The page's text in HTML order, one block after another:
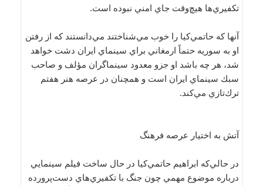
تكفيري‌ها هيچ‌وقت جاي امني نبوده است.
آنها كه حاتمي‌كيا را خوب مي‌شناختند مي‌دانستند كه از رفتن
او به سوريه حتماً ارمغاني براي سينماي ايران دشت خواهد
شد، هر چه باشد او جزو معدود سينماگران مؤلف و صاحب
سبك سينماي ايران است و همچنان در عرصه هنر هفتم
ترك‌تازي مي‌كند.
آتش به اختيار عرصه فرهنگ
در حالي‌كه ابراهيم حاتمي‌كيا در حال ساخت فيلم سينمايي
درباره موضوع مهمي چون جنگ با تكفيري‌هاي دست‌پرورده